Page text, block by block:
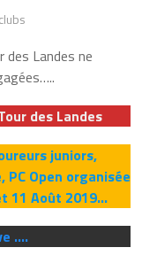
des Landes ne
des Landes
juniors,
PC Open organisée
11 Août 2019…
….